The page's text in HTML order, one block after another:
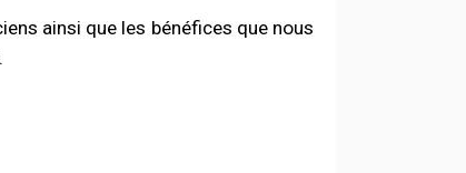
ainsi que les bénéfices que nous